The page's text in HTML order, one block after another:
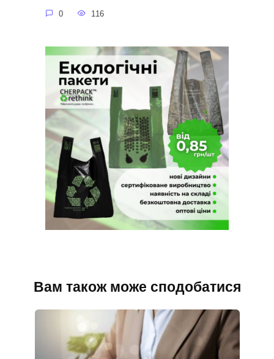
0 116
Вам також може сподобатися